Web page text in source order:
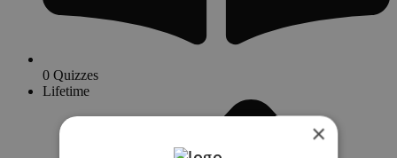
0 Quizzes
Lifetime
×